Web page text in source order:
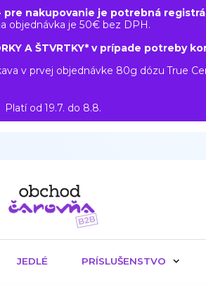
pre nakupovanie je potrebná
objednávka je 50€ bez DPH.
A ŠTVRTKY* v prípade potreby
v prvej objednávke 80g dózu True
Platí od 19.7. do 8.8.
JEDLÉ PRÍSLUŠENSTVO